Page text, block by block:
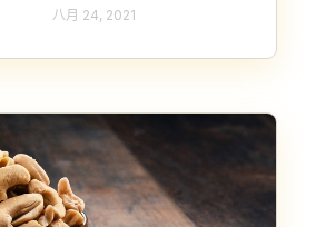
八月 24, 2021